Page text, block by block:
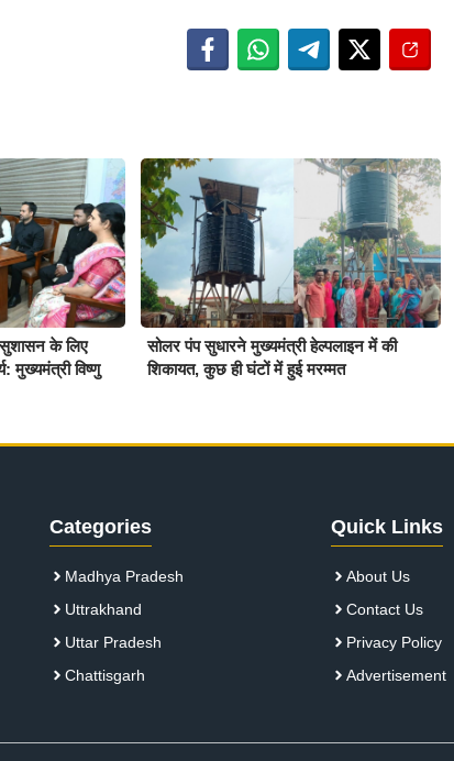
सुशासन के लिए
मुख्यमंत्री विष्णु
सोलर पंप सुधारने मुख्यमंत्री हेल्पलाइन में की
शिकायत, कुछ ही घंटों में हुई मरम्मत
Categories
Madhya Pradesh
Uttrakhand
Uttar Pradesh
Chattisgarh
Quick Links
About Us
Contact Us
Privacy Policy
Advertisement